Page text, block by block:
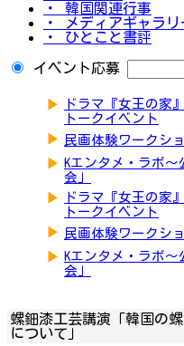
・ 韓国関連行事
・ メディアギャラリ
・ ひとこと書評
イベント応募
▶
ドラマ『女王の家
トークイベント
▶ 民画体験ワークシ
▶ Kエンタメ・ラボ
会」
▶
ドラマ『女王の家
トークイベント
▶ 民画体験ワークシ
▶ Kエンタメ・ラボ
会」
螺鈿漆工芸講演「韓国の
について」